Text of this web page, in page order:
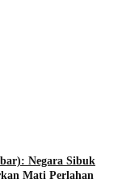
Negara Sibuk
Mati Perlahan